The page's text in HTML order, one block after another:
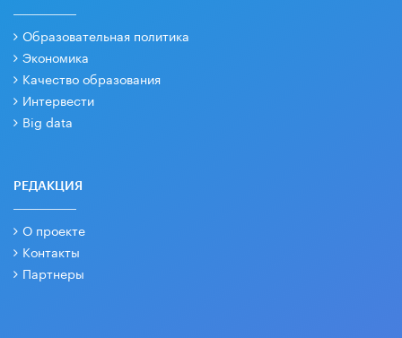
Образовательная политика
Экономика
Качество образования
Интервести
Big data
РЕДАКЦИЯ
О проекте
Контакты
Партнеры